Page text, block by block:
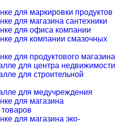
для маркировки продуктов
для магазина сантехники
для офиса компании
для компании смазочных
для продуктового магазина
для центра недвижимости
для строительной
для медучреждения
для магазина
для магазина эко-